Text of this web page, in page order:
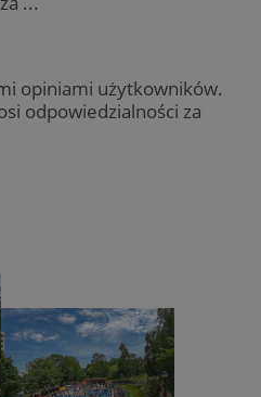
opiniami użytkowników.
odpowiedzialności za